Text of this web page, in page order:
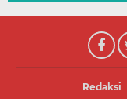
Redaksi